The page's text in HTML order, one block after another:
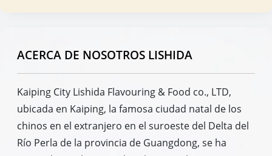
ACERCA DE NOSOTROS LISHIDA
Kaiping City Lishida Flavouring & Food co., LTD,
ubicada en Kaiping, la famosa ciudad natal de los
chinos en el extranjero en el suroeste del Delta del
Río Perla de la provincia de Guangdong, se ha